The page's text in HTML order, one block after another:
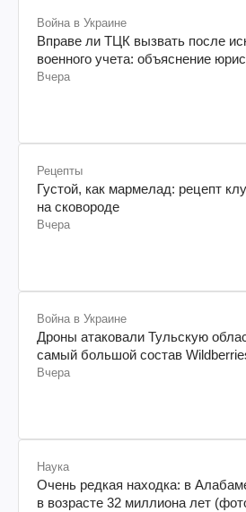
Война в Украине
Вправе ли ТЦК вызвать после
военного учета: объяснение
Вчера
Рецепты
Густой, как мармелад: рецепт
на сковороде
Вчера
Война в Украине
Дроны атаковали Тульскую
самый большой состав
Вчера
Наука
Очень редкая находка: в
в возрасте 32 миллиона лет